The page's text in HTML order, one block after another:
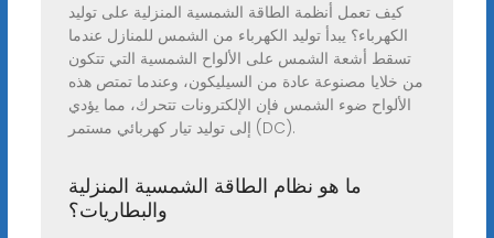
كيف تعمل أنظمة الطاقة الشمسية المنزلية على توليد
الكهرباء؟ يبدأ توليد الكهرباء من الشمس للمنازل عندما
تسقط أشعة الشمس على الألواح الشمسية التي تتكون
من خلايا مصنوعة عادة من السيليكون، وعندما تمتص هذه
الألواح ضوء الشمس فإن الإلكترونات تتحرك، مما يؤدي
إلى توليد تيار كهربائي مستمر (DC).
ما هو نظام الطاقة الشمسية المنزلية
والبطاريات؟